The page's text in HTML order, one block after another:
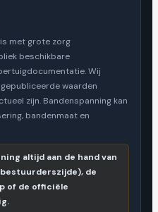
met grote zorg
beschikbare
Wij
waarden
zijn. Bandenspanning kan
bandenmaat en
altijd aan de hand van
de
of de officiële